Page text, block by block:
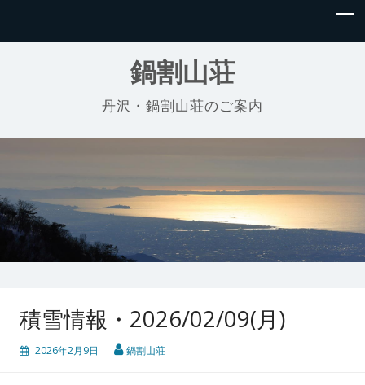
鍋割山荘
丹沢・鍋割山荘のご案内
積雪情報・2026/02/09(月)
2026年2月9日 鍋割山荘